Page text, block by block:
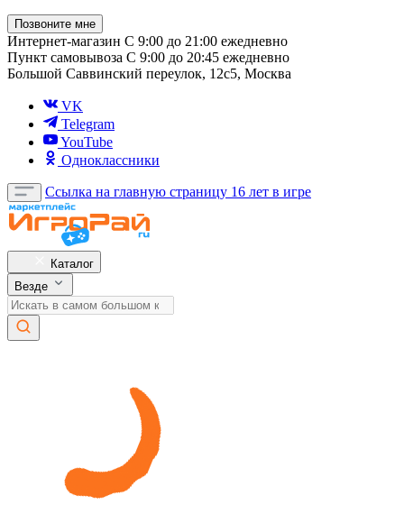
Позвоните мне
Интернет-магазин С 9:00 до 21:00 ежедневно
Пункт самовывоза С 9:00 до 20:45 ежедневно
Большой Саввинский переулок, 12с5, Москва
VK
Telegram
YouTube
Одноклассники
Ссылка на главную страницу 16 лет в игре
Каталог
Везде